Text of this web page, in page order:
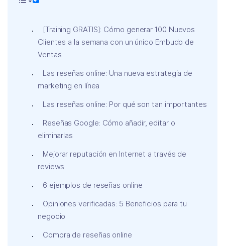
[Training GRATIS]: Cómo generar 100 Nuevos
Clientes a la semana con un único Embudo de
Ventas
Las reseñas online: Una nueva estrategia de
marketing en línea
Las reseñas online: Por qué son tan importantes
Reseñas Google: Cómo añadir, editar o
eliminarlas
Mejorar reputación en Internet a través de
reviews
6 ejemplos de reseñas online
Opiniones verificadas: 5 Beneficios para tu
negocio
Compra de reseñas online